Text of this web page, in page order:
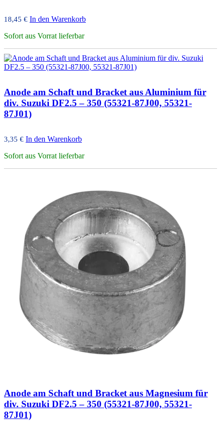
18,45 € In den Warenkorb
Sofort aus Vorrat lieferbar
Anode am Schaft und Bracket aus Aluminium für
div. Suzuki DF2.5 – 350 (55321-87J00, 55321-
87J01)
3,35 € In den Warenkorb
Sofort aus Vorrat lieferbar
Anode am Schaft und Bracket aus Magnesium für
div. Suzuki DF2.5 – 350 (55321-87J00, 55321-
87J01)